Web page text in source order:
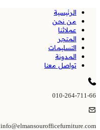
الرئيسية
من نحن
عملائنا
المتجر
التسليمات
المدونة
تواصل معنا
010-264-711-66
info@elmansourofficefurniture.com